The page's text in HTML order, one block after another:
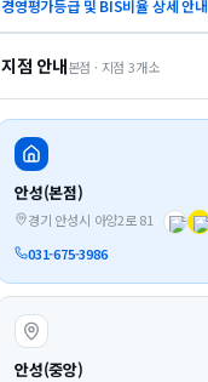
경영평가등급 및 BIS비율 상세 안내
지점 안내본점 · 지점 3개소
안성(본점)
경기 안성시 아양2로 81
031-675-3986
안성(중앙)